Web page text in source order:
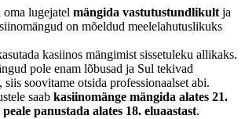
lugejatel mängida vastutustundlikult ja
on mõeldud meelelahutuslikuks
kasiinos mängimist sissetuleku allikaks.
pole enam lõbusad ja Sul tekivad
soovitame otsida professionaalset abi.
saab kasiinomänge mängida alates 21.
panustada alates 18. eluaastast.